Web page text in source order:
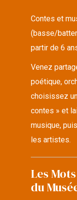
Contes et
(basse/
partir de 6
Venez
poétique,
choisissez
contes » et
musique,
les artistes.
Les
du